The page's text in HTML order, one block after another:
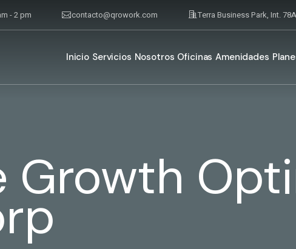
- 2 pm contacto@qrowork.com Terra Business Park, Int. 78A
Inicio Servicios Nosotros Oficinas Amenidades
Growth